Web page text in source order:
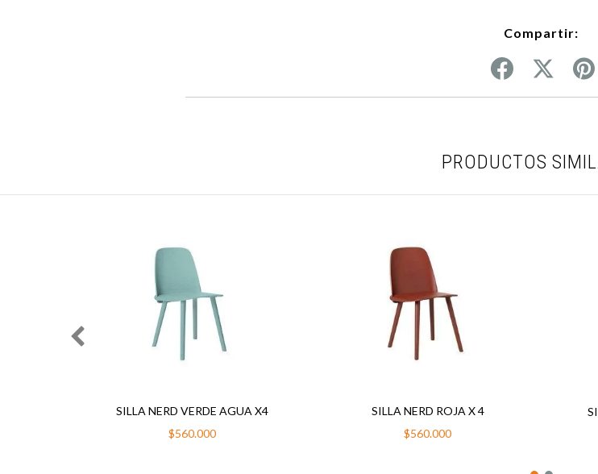
Compartir:
PRODUCTOS
SILLA NERD VERDE AGUA X4
$560.000
SILLA NERD ROJA X 4
$560.000